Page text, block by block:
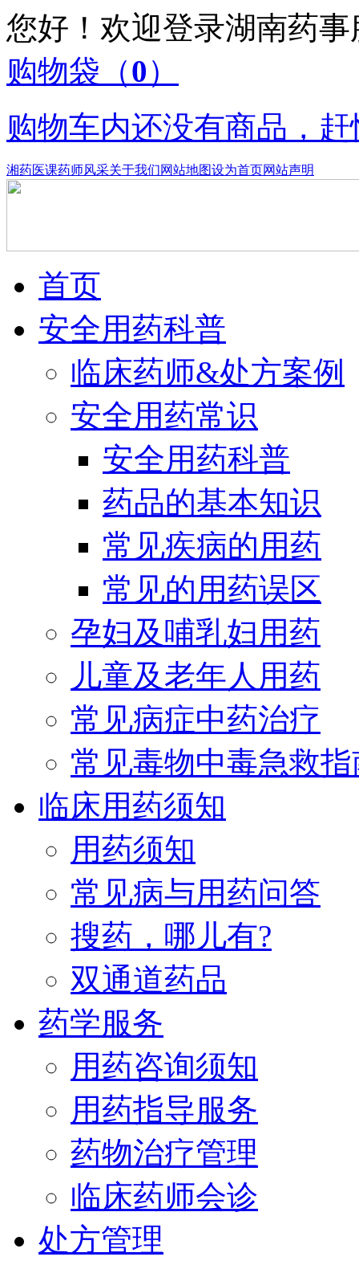
您好！欢迎登录湖南药
购物袋 （0）
购物车内还没有商品，
湘药医课药师风采关于我们网站地图设为首页网站声明
首页
安全用药科普
临床药师&处方案例
安全用药常识
安全用药科普
药品的基本知识
常见疾病的用药
常见的用药误区
孕妇及哺乳妇用药
儿童及老年人用药
常见病症中药治疗
常见毒物中毒急救指
临床用药须知
用药须知
常见病与用药问答
搜药，哪儿有?
双通道药品
药学服务
用药咨询须知
用药指导服务
药物治疗管理
临床药师会诊
处方管理